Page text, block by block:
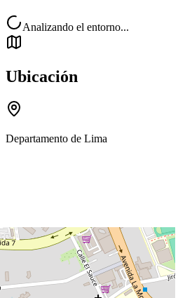
Analizando el entorno...
Ubicación
Departamento de Lima